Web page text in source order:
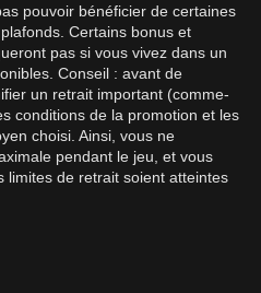
pouvoir bénéficier de certaines
Certains bonus et
pas si vous vivez dans un
Conseil : avant de
un retrait important (comme-
conditions de la promotion et les
choisi. Ainsi, vous ne
pendant le jeu, et vous
limites de retrait soient atteintes